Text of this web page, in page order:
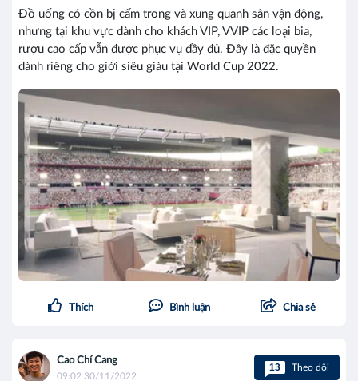
Đồ uống có cồn bị cấm trong và xung quanh sân vận động,
nhưng tại khu vực dành cho khách VIP, VVIP các loại bia,
rượu cao cấp vẫn được phục vụ đầy đủ. Đây là đặc quyền
dành riêng cho giới siêu giàu tại World Cup 2022.
Thích Bình luận Chia sẻ
Cao Chí Cang
09:02 30/11/2022
13 Theo dõi